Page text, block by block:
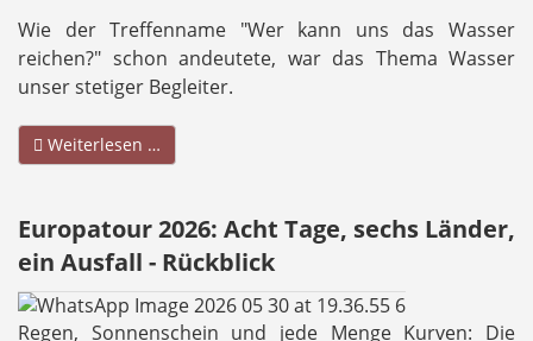
Wie der Treffenname "Wer kann uns das Wasser
reichen?" schon andeutete, war das Thema Wasser
unser stetiger Begleiter.
Weiterlesen …
Europatour 2026: Acht Tage, sechs Länder,
ein Ausfall - Rückblick
Regen, Sonnenschein und jede Menge Kurven: Die